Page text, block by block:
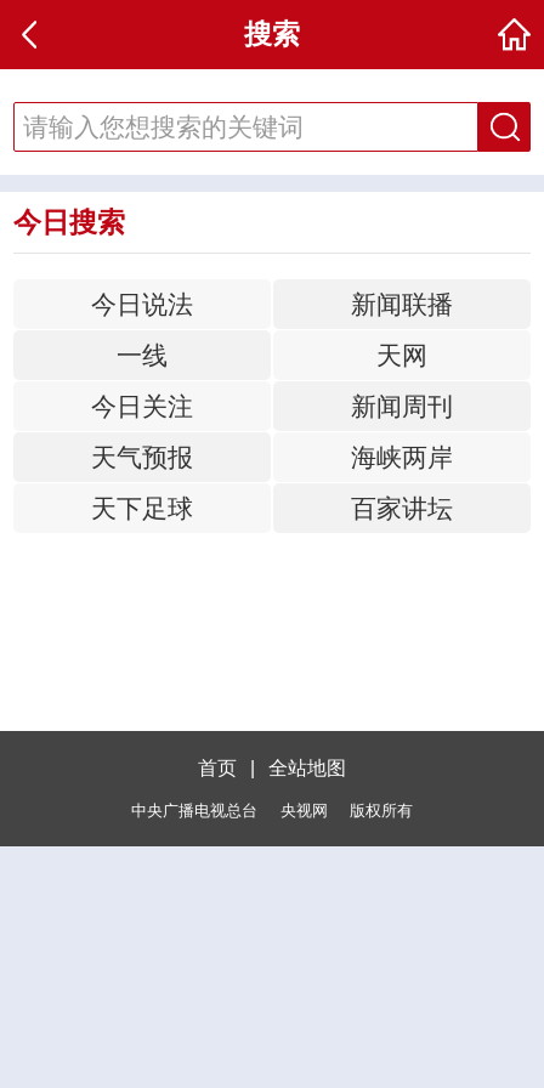
搜索
今日搜索
今日说法
新闻联播
一线
天网
今日关注
新闻周刊
天气预报
海峡两岸
天下足球
百家讲坛
首页 全站地图
中央广播电视总台 央视网 版权所有